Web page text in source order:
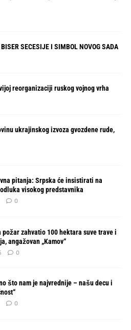
SECESIJE I SIMBOL NOVOG SADA
reorganizaciji ruskog vojnog vrha
ukrajinskog izvoza gvozdene rude,
pitanja: Srpska će insistirati na
visokog predstavnika
0
požar zahvatio 100 hektara suve trave i
angažovan „Kamov“
0
što nam je najvrednije – našu decu i
0